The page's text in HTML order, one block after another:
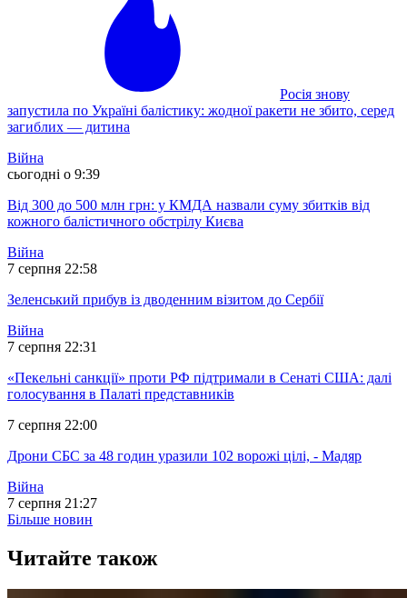
Росія знову
запустила по Україні балістику: жодної ракети не збито, серед
загиблих — дитина
Війна
сьогодні о 9:39
Від 300 до 500 млн грн: у КМДА назвали суму збитків від
кожного балістичного обстрілу Києва
Війна
7 серпня 22:58
Зеленський прибув із дводенним візитом до Сербії
Війна
7 серпня 22:31
«Пекельні санкції» проти РФ підтримали в Сенаті США: далі
голосування в Палаті представників
7 серпня 22:00
Дрони СБС за 48 годин уразили 102 ворожі цілі, - Мадяр
Війна
7 серпня 21:27
Більше новин
Читайте також